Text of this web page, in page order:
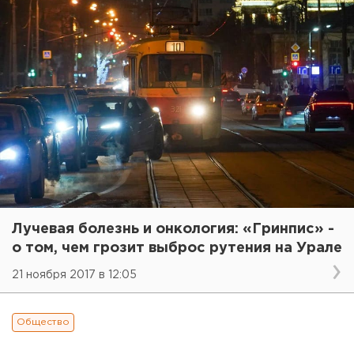
Лучевая болезнь и онкология: «Гринпис» -
о том, чем грозит выброс рутения на Урале
21 ноября 2017 в 12:05
Общество